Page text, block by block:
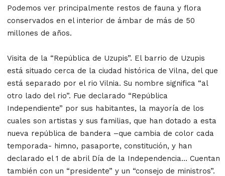
Podemos ver principalmente restos de fauna y flora
conservados en el interior de ámbar de más de 50
millones de años.
Visita de la “República de Uzupis”. El barrio de Uzupis
está situado cerca de la ciudad histórica de Vilna, del que
está separado por el rio Vilnia. Su nombre significa “al
otro lado del rio”. Fue declarado “República
Independiente” por sus habitantes, la mayoría de los
cuales son artistas y sus familias, que han dotado a esta
nueva república de bandera –que cambia de color cada
temporada- himno, pasaporte, constitución, y han
declarado el 1 de abril Día de la Independencia… Cuentan
también con un “presidente” y un “consejo de ministros”.